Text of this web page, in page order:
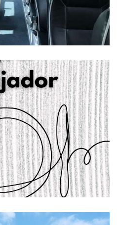
PER
INDIVIDUALS DE
2026-2027
socials